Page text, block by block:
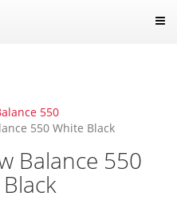
550
550 White Black
Balance 550